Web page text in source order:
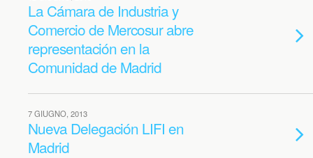
La Cámara de Industria y
Comercio de Mercosur abre
representación en la
Comunidad de Madrid
7 GIUGNO, 2013
Nueva Delegación LIFI en
Madrid